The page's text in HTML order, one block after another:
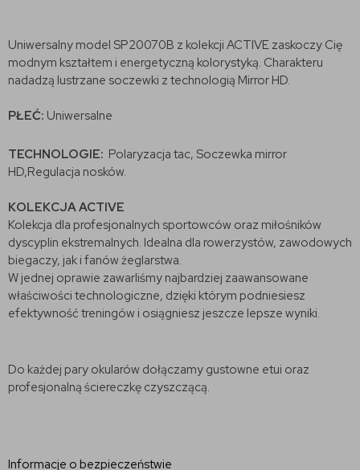
Uniwersalny model SP20070B z kolekcji ACTIVE zaskoczy Cię
modnym kształtem i energetyczną kolorystyką. Charakteru
nadadzą lustrzane soczewki z technologią Mirror HD.
PŁEĆ: Uniwersalne
TECHNOLOGIE: Polaryzacja tac, Soczewka mirror
HD,Regulacja nosków.
KOLEKCJA ACTIVE
Kolekcja dla profesjonalnych sportowców oraz miłośników
dyscyplin ekstremalnych. Idealna dla rowerzystów, zawodowych
biegaczy, jak i fanów żeglarstwa.
W jednej oprawie zawarliśmy najbardziej zaawansowane
właściwości technologiczne, dzięki którym podniesiesz
efektywność treningów i osiągniesz jeszcze lepsze wyniki.
Do każdej pary okularów dołączamy gustowne etui oraz
profesjonalną ściereczkę czyszczącą.
Informacje o bezpieczeństwie